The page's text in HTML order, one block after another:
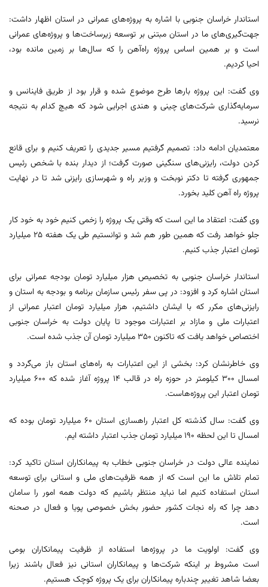
استاندار خراسان جنوبی با اشاره به پروژه‌های عمرانی در استان اظهار داشت:
جهت‌گیری‌های ما در استان مبتنی بر توسعه زیرساخت‌ها و پروژه‌های عمرانی
است و بر همین اساس پروژه راه‌آهن را که سال‌ها بر زمین مانده بود،
احیا کردیم.
وی گفت: این پروژه بارها طرح موضوع شده و قرار بود از طریق فاینانس و
سرمایه‌گذاری شرکت‌های چینی و هندی اجرایی شود که هیچ کدام به نتیجه
نرسید.
معتمدیان ادامه داد: تصمیم گرفتیم مسیر جدیدی را تعریف کنیم و برای قانع
کردن دولت، رایزنی‌های سنگینی صورت گرفت؛ از دیدار بنده با شخص رئیس
جمهوری گرفته تا دکتر نوبخت و وزیر راه و شهرسازی رایزنی شد تا در نهایت
پروژه راه آهن کلید بخورد.
وی گفت: اعتقاد ما این است که وقتی یک پروژه را زخمی کنیم خود به خود کار
جلو خواهد رفت که همین طور هم شد و توانستیم طی یک هفته ۲۵ میلیارد
تومان اعتبار جذب کنیم.
استاندار خراسان جنوبی به تخصیص هزار میلیارد تومان بودجه عمرانی برای
استان اشاره کرد و افزود: در پی سفر رئیس سازمان برنامه و بودجه به استان و
رایزنی‌های مکرر که با ایشان داشتیم، هزار میلیارد تومان اعتبار عمرانی از
اعتبارات ملی و مازاد بر اعتبارات موجود تا پایان دولت به خراسان جنوبی
اختصاص خواهد یافت که تاکنون ۳۵۰ میلیارد تومان آن جذب شده است.
وی خاطرنشان کرد: بخشی از این اعتبارات به راه‌های استان باز می‌گردد و
امسال ۳۰۰ کیلومتر در حوزه راه در قالب ۱۴ پروژه آغاز شده که ۶۰۰ میلیارد
تومان اعتبار این پروژه‌هاست.
وی گفت: سال گذشته کل اعتبار راهسازی استان ۶۰ میلیارد تومان بوده که
امسال تا این لحظه ۱۹۰ میلیارد تومان جذب اعتبار داشته ایم.
نماینده عالی دولت در خراسان جنوبی خطاب به پیمانکاران استان تاکید کرد:
تمام تلاش ما این است که از همه ظرفیت‌های ملی و استانی برای توسعه
استان استفاده کنیم اما نباید منتظر باشیم که دولت همه امور را سامان
دهد چرا که راه نجات کشور حضور بخش خصوصی پویا و فعال در صحنه
است.
وی گفت: اولویت ما در پروژه‌ها استفاده از ظرفیت پیمانکاران بومی
است مشروط بر اینکه شرکت‌ها و پیمانکاران استانی نیز فعال باشند زیرا
بعضا شاهد تغییر چندباره پیمانکاران برای یک پروژه کوچک هستیم.